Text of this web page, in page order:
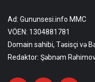
Ad: Gununsesi.info MMC
VÖEN: 1304881781
Domain sahibi, Təsisçi və
Redaktor: Şəbnəm